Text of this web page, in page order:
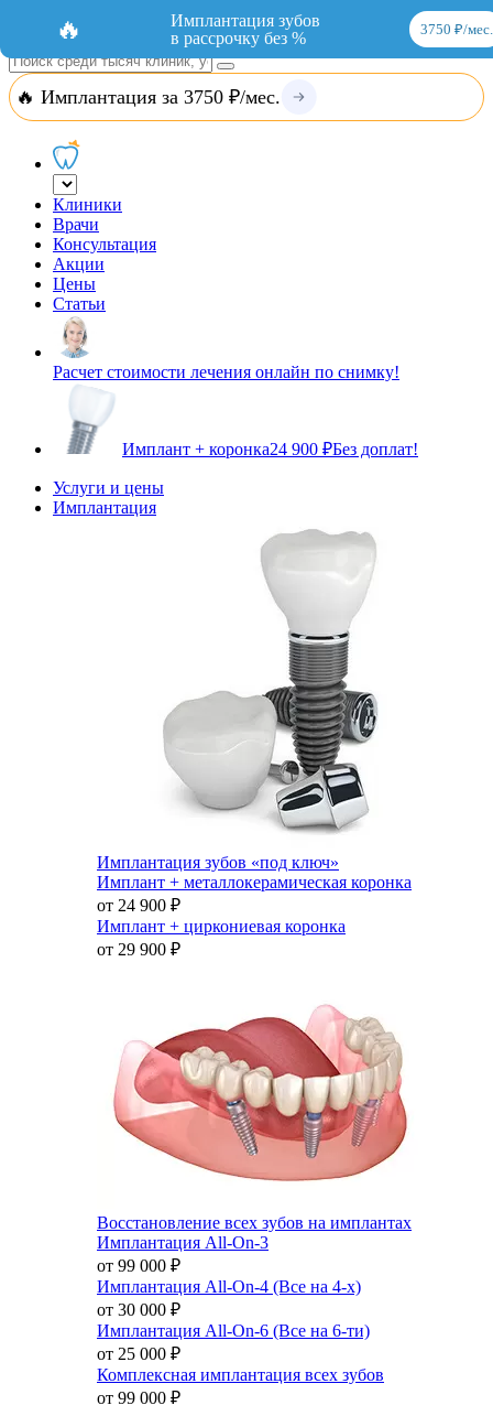
Добавить организациюВход
🔥 Имплантация за 3750 ₽/мес.
Клиники
Врачи
Консультация
Акции
Цены
Статьи
Расчет стоимости лечения онлайн по снимку!
Имплант + коронка24 900 ₽Без доплат!
Услуги и цены
Имплантация
Имплантация зубов «под ключ»
Имплант + металлокерамическая коронка
от 24 900 ₽
Имплант + циркониевая коронка
от 29 900 ₽
Восстановление всех зубов на имплантах
Имплантация All-On-3
от 99 000 ₽
Имплантация All-On-4 (Все на 4-х)
от 30 000 ₽
Имплантация All-On-6 (Все на 6-ти)
от 25 000 ₽
Комплексная имплантация всех зубов
от 99 000 ₽
🔥
Имплантация зубов
в рассрочку без %
3750 ₽/мес.